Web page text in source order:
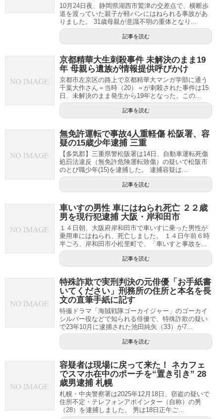
10月24日夜、静岡県湖西市鷲津の交差点で、横断歩
道を渡っていた親子が軽バンにはねられる事故があ
りました。 31歳母親が意識不明の重体となり...
記事を読む
京都精華大生刺殺事件 未解決のまま19
年 母親ら遺族が情報提供呼びかけ
京都市左京区の路上で京都精華大マンガ学部に通う
千葉大作さん＝当時（20）＝が刺殺された事件は15
日、未解決のまま発生から19年となった。この...
記事を読む
無免許運転で事故4人重軽傷 松阪署、容
疑の15歳少年逮捕 三重
【多気郡】三重県警松阪署は14日、自動車運転死傷
処罰法違反（無免許危険運転致傷）の疑いで松阪市
のとび職少年(15)を逮捕した。 逮捕容疑は...
記事を読む
車いすの男性 車にはねられ死亡 ２２歳
男を現行犯逮捕 大阪・岸和田市
１４日朝、大阪府岸和田市で車いすに乗った男性が
乗用車にはねられ、死亡しました。 １４日午前６時
半ごろ、岸和田市小松里町で、「車いすと事故を...
記事を読む
特殊詐欺で実刑判決の元俳優「お手紙書
いてください」刑務所の住所と本名を長
文の直筆手紙に記す
特撮ドラマ「海賊戦隊ゴーカイジャー」のゴーカイ
シルバー役などで知られる俳優で、特殊詐欺の疑い
で23年10月に逮捕された池田純矢（33）が7...
記事を読む
容疑者は現場に戻って来た！ ネカフェ
でスマホ在中のポーチを“置き引き” 28
歳男逮捕 札幌
札幌・中央警察署は2025年12月18日、窃盗の疑いで
住所不定・テレフォンアポインター（自称）の男
（28）を逮捕しました。 男は18日正午ご...